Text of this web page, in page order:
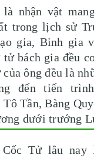
nhận vật
trong lịch sử
gia, Binh gia
bách gia đều
ông đều là
đến tiến
Tần, Bàng
dưới trướng
Tử lâu nay